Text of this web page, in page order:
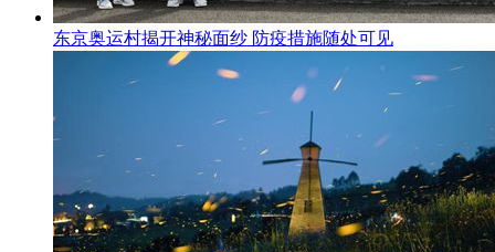
东京奥运村揭开神秘面纱 防疫措施随处可见